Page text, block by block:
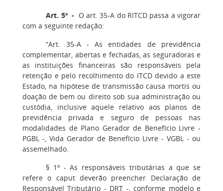
Art. 5º - O art. 35-A do RITCD passa a vigorar
com a seguinte redação:
“Art. 35-A - As entidades de previdência
complementar, abertas e fechadas, as seguradoras e
as instituições financeiras são responsáveis pela
retenção e pelo recolhimento do ITCD devido a este
Estado, na hipótese de transmissão causa mortis ou
doação de bem ou direito sob sua administração ou
custódia, inclusive aquele relativo aos planos de
previdência privada e seguro de pessoas nas
modalidades de Plano Gerador de Benefício Livre -
PGBL -, Vida Gerador de Benefício Livre - VGBL - ou
assemelhado.
§ 1º - As responsáveis tributárias a que se
refere o caput deverão preencher Declaração de
Responsável Tributário - DRT -, conforme modelo e